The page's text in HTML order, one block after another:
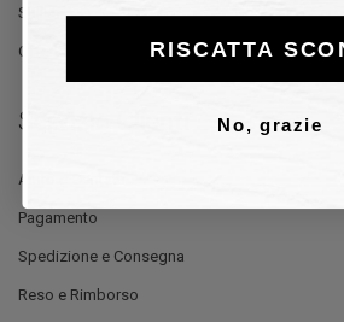
Stilisti
Offerte
Servizio Clienti
Aiuto e Contatti
Pagamento
Spedizione e Consegna
Reso e Rimborso
RISCATTA
No, grazie